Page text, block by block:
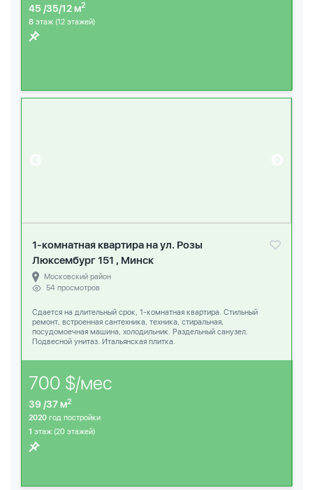
45 /35/12 м2
8 этаж (12 этажей)
1-комнатная квартира на ул. Розы
Люксембург 151 , Минск
Московский район
54 просмотров
Сдается на длительный срок, 1-комнатная квартира. Стильный
ремонт, встроенная сантехника, техника, стиральная,
посудомоечная машина, холодильник. Раздельный санузел.
Подвесной унитаз. Итальянская плитка.
700 $/мес
39 /37 м2
2020 год постройки
1 этаж (20 этажей)